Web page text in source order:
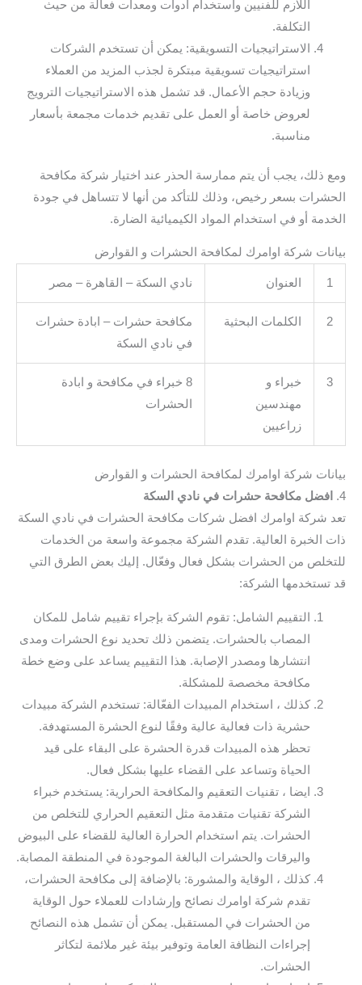
اللازم للفنيين واستخدام أدوات ومعدات فعالة من حيث
التكلفة.
الاستراتيجيات التسويقية: يمكن أن تستخدم الشركات
استراتيجيات تسويقية مبتكرة لجذب المزيد من العملاء
وزيادة حجم الأعمال. قد تشمل هذه الاستراتيجيات الترويج
لعروض خاصة أو العمل على تقديم خدمات مجمعة بأسعار
مناسبة.
ومع ذلك، يجب أن يتم ممارسة الحذر عند اختيار شركة مكافحة
الحشرات بسعر رخيص، وذلك للتأكد من أنها لا تتساهل في جودة
الخدمة أو في استخدام المواد الكيميائية الضارة.
بيانات شركة اوامرك لمكافحة الحشرات و القوارض
1 العنوان نادي السكة – القاهرة – مصر
2 الكلمات البحثية
مكافحة حشرات – ابادة حشرات
في نادي السكة
3
خبراء و
مهندسين
زراعيين
8 خبراء في مكافحة و ابادة
الحشرات
بيانات شركة اوامرك لمكافحة الحشرات و القوارض
4.
افضل مكافحة حشرات في نادي السكة
تعد شركة اوامرك افضل شركات مكافحة الحشرات في نادي السكة
ذات الخبرة العالية. تقدم الشركة مجموعة واسعة من الخدمات
للتخلص من الحشرات بشكل فعال وفعّال. إليك بعض الطرق التي
قد تستخدمها الشركة:
التقييم الشامل: تقوم الشركة بإجراء تقييم شامل للمكان
المصاب بالحشرات. يتضمن ذلك تحديد نوع الحشرات ومدى
انتشارها ومصدر الإصابة. هذا التقييم يساعد على وضع خطة
مكافحة مخصصة للمشكلة.
كذلك ، استخدام المبيدات الفعّالة: تستخدم الشركة مبيدات
حشرية ذات فعالية عالية وفقًا لنوع الحشرة المستهدفة.
تحظر هذه المبيدات قدرة الحشرة على البقاء على قيد
الحياة وتساعد على القضاء عليها بشكل فعال.
ايضا ، تقنيات التعقيم والمكافحة الحرارية: يستخدم خبراء
الشركة تقنيات متقدمة مثل التعقيم الحراري للتخلص من
الحشرات. يتم استخدام الحرارة العالية للقضاء على البيوض
واليرقات والحشرات البالغة الموجودة في المنطقة المصابة.
كذلك ، الوقاية والمشورة: بالإضافة إلى مكافحة الحشرات،
تقدم شركة اوامرك نصائح وإرشادات للعملاء حول الوقاية
من الحشرات في المستقبل. يمكن أن تشمل هذه النصائح
إجراءات النظافة العامة وتوفير بيئة غير ملائمة لتكاثر
الحشرات.